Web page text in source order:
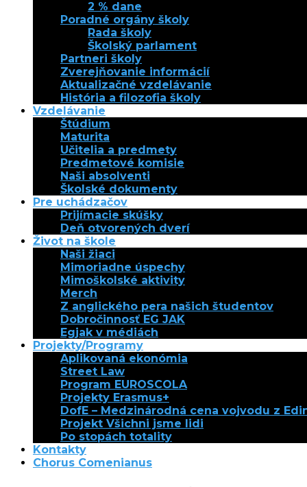
2 % dane
Poradné orgány školy
Rada školy
Školský parlament
Partneri školy
Zverejňovanie informácií
Aktualizačné vzdelávanie
História a filozofia školy
Vzdelávanie
Štúdium
Maturita
Učitelia a predmety
Predmetové komisie
Naši absolventi
Školské dokumenty
Pre uchádzačov
Prijímacie skúšky
Deň otvorených dverí
Život na škole
Naši žiaci
Mimoriadne úspechy
Mimoškolské aktivity
Merch
Z anglického pera našich študentov
Dobročinnosť EG JAK
Egjak v médiách
Projekty/Programy
Aplikovaná ekonómia
Street Law
Program EUROSCOLA
Projekty Erasmus+
DofE – Medzinárodná cena vojvodu z
Projekt Všichni jsme lidi
Po stopách totality
Kontakty
Chorus Comenianus